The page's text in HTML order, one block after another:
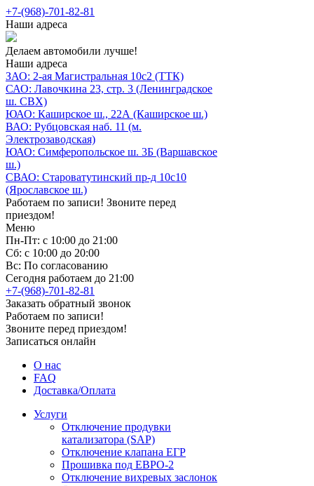
+7-(968)-701-82-81
Наши адреса
Делаем автомобили лучше!
Наши адреса
ЗАО: 2-ая Магистральная 10с2 (ТТК)
САО: Лавочкина 23, стр. 3 (Ленинградское
ш. СВХ)
ЮАО: Каширское ш., 22А (Каширское ш.)
ВАО: Рубцовская наб. 11 (м.
Электрозаводская)
ЮАО: Симферопольское ш. 3Б (Варшавское
ш.)
СВАО: Староватутинский пр-д 10с10
(Ярославское ш.)
Работаем по записи! Звоните перед
приездом!
Меню
Пн-Пт: с 10:00 до 21:00
Сб: с 10:00 до 20:00
Вс: По согласованию
Сегодня работаем до 21:00
+7-(968)-701-82-81
Заказать обратный звонок
Работаем по записи!
Звоните перед приездом!
Записаться онлайн
О нас
FAQ
Доставка/Оплата
Услуги
Отключение продувки
катализатора (SAP)
Отключение клапана ЕГР
Прошивка под ЕВРО-2
Отключение вихревых заслонок